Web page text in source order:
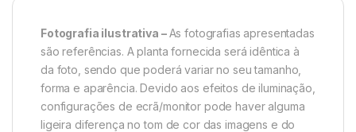
Fotografia ilustrativa –As fotografias apresentadas
são referências. A planta fornecida será idêntica à
da foto, sendo que poderá variar no seu tamanho,
forma e aparência. Devido aos efeitos de iluminação,
configurações de ecrã/monitor pode haver alguma
ligeira diferença no tom de cor das imagens e do